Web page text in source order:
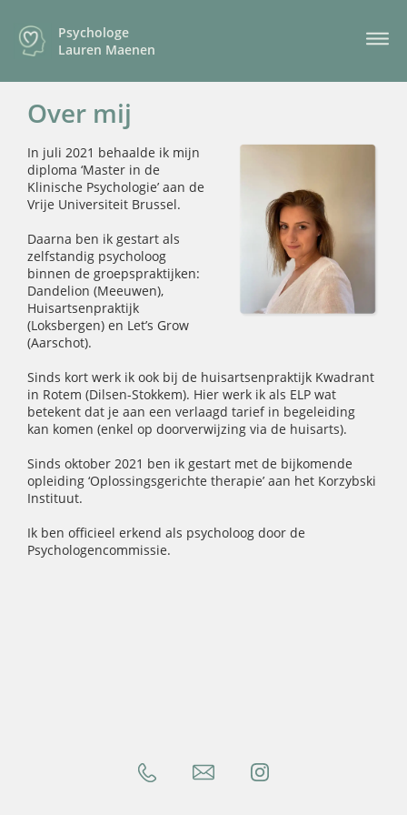
Psychologe
Lauren Maenen
Over mij
In juli 2021 behaalde ik mijn
diploma ‘Master in de
Klinische Psychologie’ aan de
Vrije Universiteit Brussel.
Daarna ben ik gestart als
zelfstandig psycholoog
binnen de groepspraktijken:
Dandelion (Meeuwen),
Huisartsenpraktijk
(Loksbergen) en Let’s Grow
(Aarschot).
Sinds kort werk ik ook bij de huisartsenpraktijk Kwadrant
in Rotem (Dilsen-Stokkem). Hier werk ik als ELP wat
betekent dat je aan een verlaagd tarief in begeleiding
kan komen (enkel op doorverwijzing via de huisarts).
Sinds oktober 2021 ben ik gestart met de bijkomende
opleiding ‘Oplossingsgerichte therapie’ aan het Korzybski
Instituut.
Ik ben officieel erkend als psycholoog door de
Psychologencommissie.